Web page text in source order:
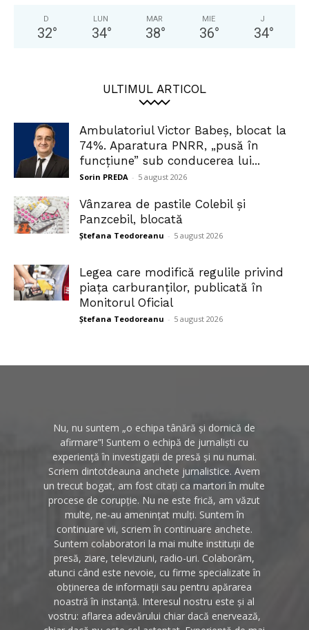
D
32°
LUN
34°
MAR
38°
MIE
36°
J
34°
ULTIMUL ARTICOL
Ambulatoriul Victor Babeș, blocat la
74%. Aparatura PNRR, „pusă în
funcțiune” sub conducerea lui...
Sorin PREDA - 5 august 2026
Vânzarea de pastile Colebil și
Panzcebil, blocată
Ștefana Teodoreanu - 5 august 2026
Legea care modifică regulile privind
piața carburanților, publicată în
Monitorul Oficial
Ștefana Teodoreanu - 5 august 2026
Nu, nu suntem „o echipa tânără și dornică de
afirmare”! Suntem o echipă de jurnaliști cu
experiență în investigații de presă și nu numai.
Scriem dintotdeauna anchete jurnalistice. Avem
un trecut bogat, am fost citați ca martori în multe
procese de corupție. Nu ne este frică, am văzut
multe, ne-au amenințat mulți. Suntem în
continuare vii, scriem în continuare anchete.
Suntem colaboratori la mai multe instituții de
presă, ziare, televiziuni, radio-uri. Colaborăm,
atunci când este nevoie, cu firme specializate în
obținerea de informații sau pentru apărarea
noastră în instanță. Interesul nostru este și al
vostru: aflarea adevărului chiar dacă enervează,